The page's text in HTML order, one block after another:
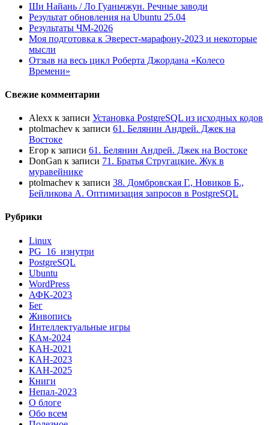
Ши Найань / Ло Гуаньчжун. Речные заводи
Результат обновления на Ubuntu 25.04
Результаты ЧМ-2026
Моя подготовка к Эверест-марафону-2023 и некоторые
мысли
Отзыв на весь цикл Роберта Джордана «Колесо
Времени»
Свежие комментарии
Alexx к записи Установка PostgreSQL из исходных кодов
ptolmachev к записи 61. Белянин Андрей. Джек на
Востоке
Егор к записи 61. Белянин Андрей. Джек на Востоке
DonGan к записи 71. Братья Стругацкие. Жук в
муравейнике
ptolmachev к записи 38. Домбровская Г., Новиков Б.,
Бейликова А. Оптимизация запросов в PostgreSQL
Рубрики
Linux
PG_16_изнутри
PostgreSQL
Ubuntu
WordPress
АФК-2023
Бег
Живопись
Интеллектуальные игры
КАм-2024
КАН-2021
КАН-2023
КАН-2025
Книги
Непал-2023
О блоге
Обо всем